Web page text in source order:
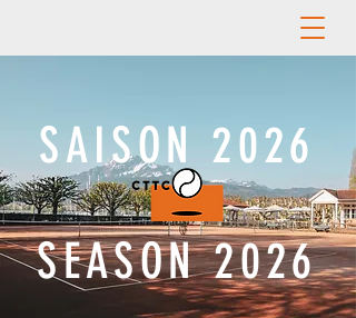
SAISON 2026
SEASON 2026